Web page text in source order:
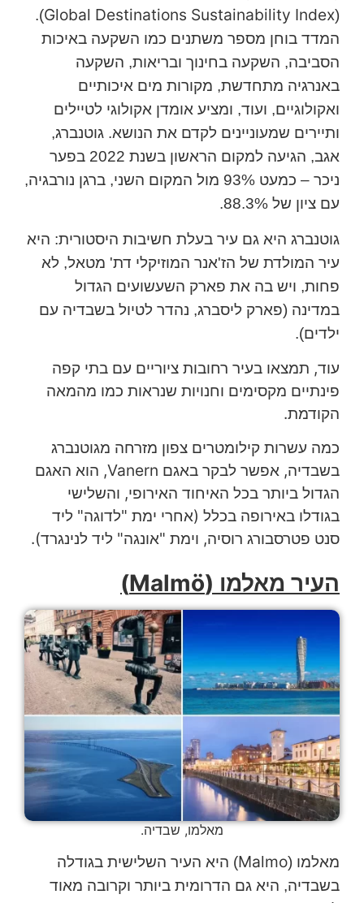
(
Global Destinations Sustainability Index
).
המדד בוחן מספר משתנים כמו השקעה באיכות
הסביבה, השקעה בחינוך ובריאות, השקעה
באנרגיה מתחדשת, מקורות מים איכותיים
ואקולוגיים, ועוד, ומציע אומדן אקולוגי לטיילים
ותיירים שמעוניינים לקדם את הנושא. גוטנברג,
אגב, הגיעה למקום הראשון בשנת 2022 בפער
ניכר – כמעט 93% מול המקום השני, ברגן נורבגיה,
עם ציון של 88.3%.
גוטנברג היא גם עיר בעלת חשיבות היסטורית: היא
עיר המולדת של הז'אנר המוזיקלי דת' מטאל, לא
פחות, ויש בה את פארק השעשועים הגדול
במדינה (פארק ליסברג, נהדר לטיול בשבדיה עם
ילדים).
עוד, תמצאו בעיר רחובות ציוריים עם בתי קפה
פינתיים מקסימים וחנויות שנראות כמו מהמאה
הקודמת.
כמה עשרות קילומטרים צפון מזרחה מגוטנברג
בשבדיה, אפשר לבקר באגם Vanern, הוא האגם
הגדול ביותר בכל האיחוד האירופי, והשלישי
בגודלו באירופה בכלל (אחרי ימת "לדוגה" ליד
סנט פטרסבורג רוסיה, וימת "אונגה" ליד לנינגרד).
העיר מאלמו (Malmö)
מאלמו, שבדיה.
מאלמו (Malmo) היא העיר השלישית בגודלה
בשבדיה, היא גם הדרומית ביותר וקרובה מאוד